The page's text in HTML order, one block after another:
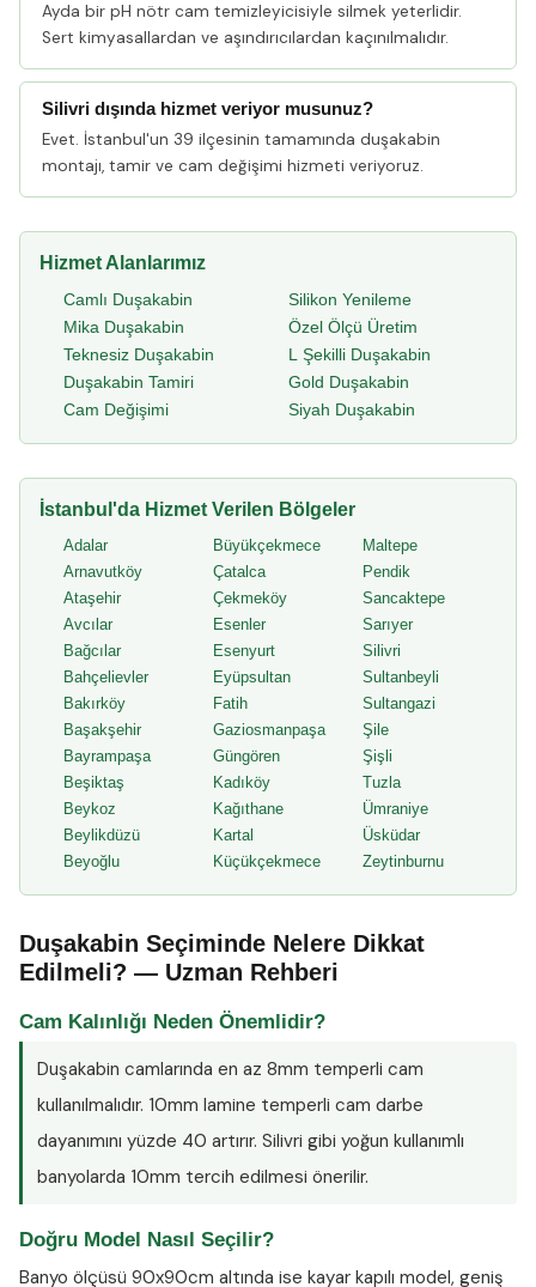
Ayda bir pH nötr cam temizleyicisiyle silmek yeterlidir.
Sert kimyasallardan ve aşındırıcılardan kaçınılmalıdır.
Silivri dışında hizmet veriyor musunuz?
Evet. İstanbul'un 39 ilçesinin tamamında duşakabin
montajı, tamir ve cam değişimi hizmeti veriyoruz.
Hizmet Alanlarımız
Camlı Duşakabin
Mika Duşakabin
Teknesiz Duşakabin
Duşakabin Tamiri
Cam Değişimi
Silikon Yenileme
Özel Ölçü Üretim
L Şekilli Duşakabin
Gold Duşakabin
Siyah Duşakabin
İstanbul'da Hizmet Verilen Bölgeler
Adalar
Arnavutköy
Ataşehir
Avcılar
Bağcılar
Bahçelievler
Bakırköy
Başakşehir
Bayrampaşa
Beşiktaş
Beykoz
Beylikdüzü
Beyoğlu
Büyükçekmece
Çatalca
Çekmeköy
Esenler
Esenyurt
Eyüpsultan
Fatih
Gaziosmanpaşa
Güngören
Kadıköy
Kağıthane
Kartal
Küçükçekmece
Maltepe
Pendik
Sancaktepe
Sarıyer
Silivri
Sultanbeyli
Sultangazi
Şile
Şişli
Tuzla
Ümraniye
Üsküdar
Zeytinburnu
Duşakabin Seçiminde Nelere Dikkat
Edilmeli? — Uzman Rehberi
Cam Kalınlığı Neden Önemlidir?
Duşakabin camlarında en az 8mm temperli cam
kullanılmalıdır. 10mm lamine temperli cam darbe
dayanımını yüzde 40 artırır. Silivri gibi yoğun kullanımlı
banyolarda 10mm tercih edilmesi önerilir.
Doğru Model Nasıl Seçilir?
Banyo ölçüsü 90x90cm altında ise kayar kapılı model, geniş